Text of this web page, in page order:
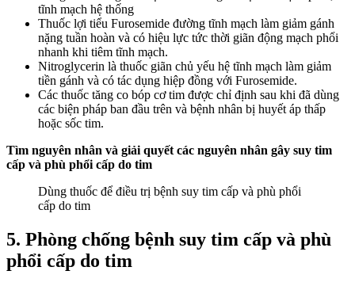
tĩnh mạch hệ thống
Thuốc lợi tiểu Furosemide đường tĩnh mạch làm giảm gánh
nặng tuần hoàn và có hiệu lực tức thời giãn động mạch phổi
nhanh khi tiêm tĩnh mạch.
Nitroglycerin là thuốc giãn chủ yếu hệ tĩnh mạch làm giảm
tiền gánh và có tác dụng hiệp đồng với Furosemide.
Các thuốc tăng co bóp cơ tim được chỉ định sau khi đã dùng
các biện pháp ban đầu trên và bệnh nhân bị huyết áp thấp
hoặc sốc tim.
Tìm nguyên nhân và giải quyết các nguyên nhân gây suy tim
cấp và phù phổi cấp do tim
Dùng thuốc để điều trị bệnh suy tim cấp và phù phổi
cấp do tim
5. Phòng chống bệnh suy tim cấp và phù
phổi cấp do tim